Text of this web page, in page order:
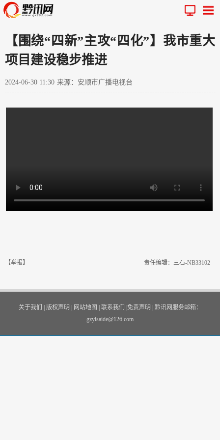
【围绕“四新”主攻“四化”】我市重大
项目建设稳步推进
2024-06-30 11:30 来源：安顺市广播电视台
【举报】 责任编辑：三石-NB33102
关于我们 版权声明 网站地图 联系我们 免责声明
黔讯网服务邮箱：
gzyisaide@126.com